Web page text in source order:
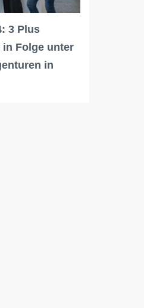
3 Plus
Folge unter
in